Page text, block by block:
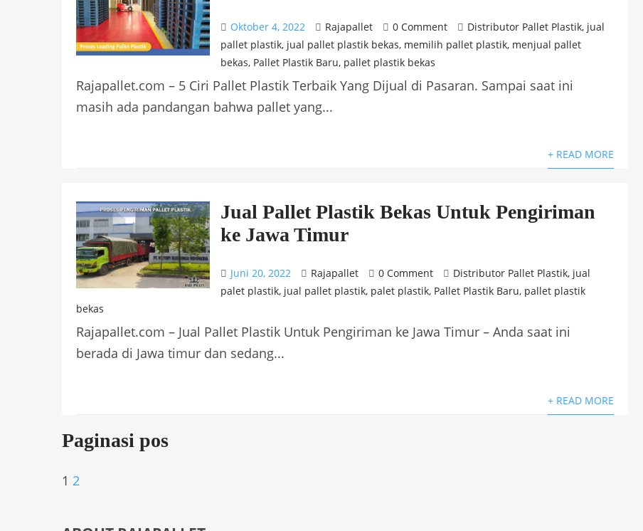
Oktober 4, 2022 Rajapallet 0 Comment Distributor Pallet Plastik, jual
pallet plastik, jual pallet plastik bekas, memilih pallet plastik, menjual pallet
bekas, Pallet Plastik Baru, pallet plastik bekas
Rajapallet.com – 5 Ciri Pallet Plastik Terbaik Yang Dijual di Pasaran. Sampai saat ini
masih ada pandangan bahwa pallet yang...
+ READ MORE
Jual Pallet Plastik Bekas Untuk Pengiriman
ke Jawa Timur
Juni 20, 2022 Rajapallet 0 Comment Distributor Pallet Plastik, jual
palet plastik, jual pallet plastik, palet plastik, Pallet Plastik Baru, pallet plastik
bekas
Rajapallet.com – Jual Pallet Plastik Untuk Pengiriman ke Jawa Timur – Anda saat ini
berada di Jawa timur dan sedang...
+ READ MORE
Paginasi pos
1 2